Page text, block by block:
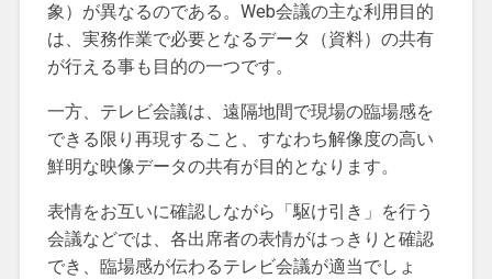
象）が異なるのである。Web会議の主な利用目的
は、実務作業で必要となるデータ（資料）の共有
が行える事も目的の一つです。
一方、テレビ会議は、遠隔地間で現場の臨場感を
できる限り再現すること、すなわち解像度の高い
鮮明な映像データの共有が目的となります。
表情をお互いに確認しながら「駆け引き」を行う
会議などでは、各出席者の表情がはっきりと確認
でき、臨場感が伝わるテレビ会議が適当でしょ